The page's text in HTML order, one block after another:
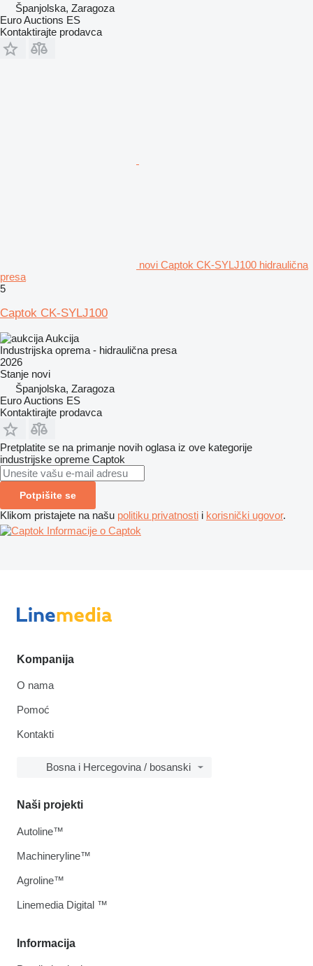
Španjolska, Zaragoza
Euro Auctions ES
Kontaktirajte prodavca
novi Captok CK-SYLJ100 hidraulična
presa
5
Captok CK-SYLJ100
Aukcija
Industrijska oprema - hidraulična presa
2026
Stanje novi
Španjolska, Zaragoza
Euro Auctions ES
Kontaktirajte prodavca
Pretplatite se na primanje novih oglasa iz ove kategorije
industrijske opreme Captok
Potpišite se
Klikom pristajete na našu politiku privatnosti i korisnički ugovor.
Informacije o Captok
Kompanija
O nama
Pomoć
Kontakti
Bosna i Hercegovina / bosanski
Informacija
Naši projekti
Autoline™
Machineryline™
Agroline™
Linemedia Digital ™